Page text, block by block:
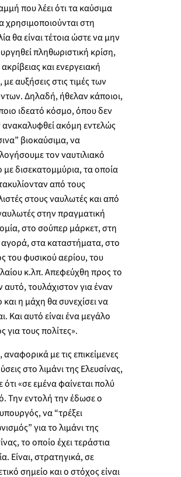
που λέει ότι τα καύσιμα
χρησιμοποιούνται στη
θα είναι τέτοια ώστε να μην
πληθωριστική κρίση,
και ενεργειακή
με αυξήσεις στις τιμές των
Δηλαδή, ήθελαν κάποιοι,
ιδεατό κόσμο, όπου δεν
ανακαλυφθεί ακόμη εντελώς
βιοκαύσιμα, να
τον ναυτιλιακό
με δισεκατομμύρια, τα οποία
από τους
στους ναυλωτές και από
στην πραγματική
στο σούπερ μάρκετ, στη
αγορά, στα καταστήματα, στο
του φυσικού αερίου, του
κ.λπ. Απεφεύχθη προς το
τουλάχιστον για έναν
η μάχη θα συνεχίσει να
Και αυτό είναι ένα μεγάλο
για τους πολίτες».
αναφορικά με τις επικείμενες
στο λιμάνι της Ελευσίνας,
ότι «σε εμένα φαίνεται πολύ
Την εντολή την έδωσε ο
να “τρέξει
για το λιμάνι της
το οποίο έχει τεράστια
Είναι, στρατηγικά, σε
σημείο και ο στόχος είναι